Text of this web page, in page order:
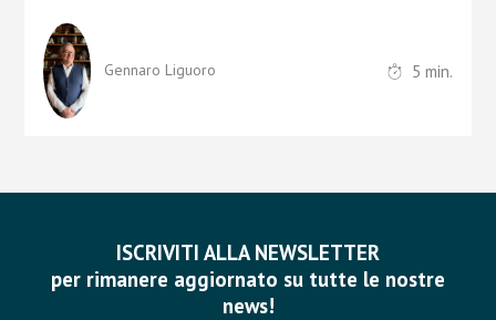
Gennaro Liguoro 5 min.
ISCRIVITI ALLA NEWSLETTER
per rimanere aggiornato su tutte le nostre
news!